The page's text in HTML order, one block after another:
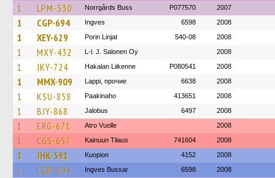
1 LPM-530 Norrgårds Buss P077570 2007
1 CGP-694 Ingves 6598 2008
1 XEY-629 Porin Linjat 540-08 2008
1 MXY-432 L-l. J. Salonen Oy 2008
1 JKY-724 Hakalan Liikenne P080541 2008
1 MMX-909 Lappi, прочие 6638 2008
1 KSU-858 Paakinaho 413651 2008
1 BJY-868 Jalobus 6497 2008
1 ERG-671 Atro Vuolle 2008
1 CGS-657 Kainuun Tilaus 741604 2008
1 JHK-591 Kuopion 4152 2008
1 CGP-694 Ingves Bussar 6598 2008